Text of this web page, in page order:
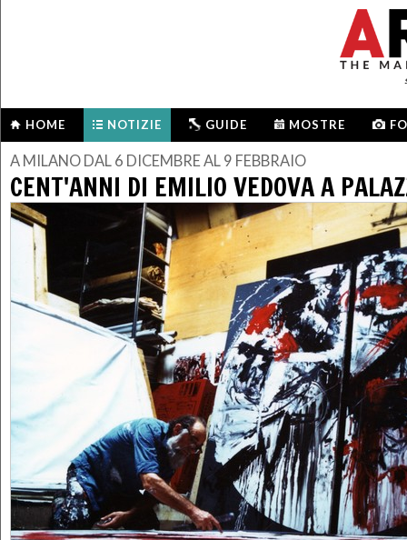
HOME NOTIZIE GUIDE MOSTRE
A MILANO DAL 6 DICEMBRE AL 9 FEBBRAIO
CENT'ANNI DI EMILIO VEDOVA A